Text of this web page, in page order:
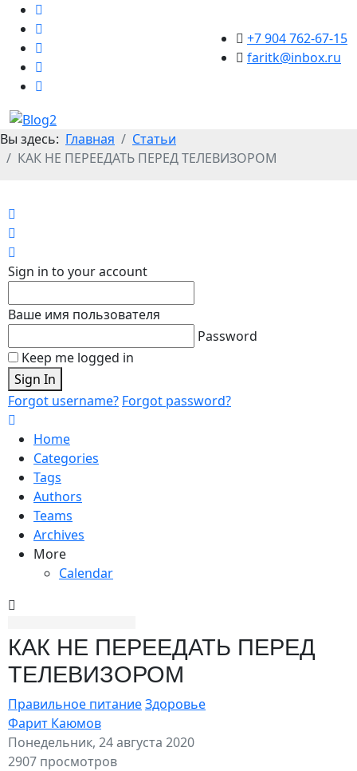
+7 904 762-67-15
faritk@inbox.ru
Вы здесь: Главная
Статьи
КАК НЕ ПЕРЕЕДАТЬ ПЕРЕД ТЕЛЕВИЗОРОМ
Sign in to your account
Ваше имя пользователя
Password
Keep me logged in
Sign In
Forgot username? Forgot password?
Home
Categories
Tags
Authors
Teams
Archives
More
Calendar
КАК НЕ ПЕРЕЕДАТЬ ПЕРЕД
ТЕЛЕВИЗОРОМ
Правильное питаниеЗдоровье
Фарит Каюмов
Понедельник, 24 августа 2020
2907 просмотров